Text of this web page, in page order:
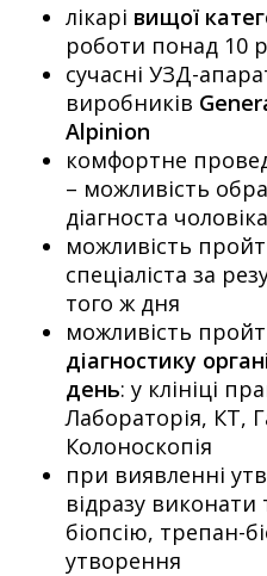
лікарі вищої
роботи понад 10
сучасні УЗД-
виробників
Alpinion
комфортне
– можливість
діагноста
можливість
спеціаліста за
того ж дня
можливість
діагностику
день: у клініці
Лабораторія, КТ,
Колоноскопія
при виявленні
відразу виконати
біопсію, трепан-
утворення